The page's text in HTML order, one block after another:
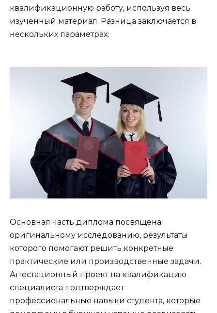
квалификационную работу, используя весь
изученный материал. Разница заключается в
нескольких параметрах:
Основная часть диплома посвящена
оригинальному исследованию, результаты
которого помогают решить конкретные
практические или производственные задачи.
Аттестационный проект на квалификацию
специалиста подтверждает
профессиональные навыки студента, которые